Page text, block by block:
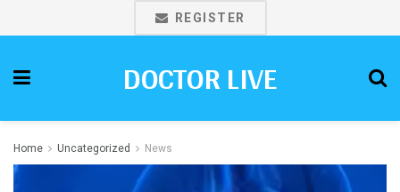
REGISTER
DOCTOR LIVE
Home Uncategorized News